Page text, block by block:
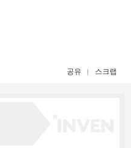
공유 스크랩